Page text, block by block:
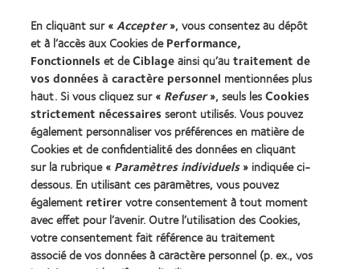
Technologie des lentilles de contact
Trouver un specialiste
Lentilles de contact et vision
Nouveau porteur
Porteur de longue date
À propos de CooperVision
Carrières
Actualites
En cliquant sur «Accepter», vous consentez au dépôt
et à l’accès aux Cookies dePerformance,
Fonctionnelset deCiblageainsi qu’autraitement de
vos données à caractère personnel mentionnées plus
haut. Si vous cliquez sur « Refuser», seuls lesCookies
strictement nécessairesseront utilisés. Vous pouvez
également personnaliser vos préférences en matière de
Cookies et de confidentialité des données en cliquant
sur la rubrique « Paramètres individuels» indiquée ci-
dessous. En utilisant ces paramètres, vous pouvez
également retirervotre consentement à tout moment
avec effet pour l’avenir. Outre l’utilisation des Cookies,
votre consentement fait référence au traitement
associé de vos données à caractère personnel (p. ex., vos